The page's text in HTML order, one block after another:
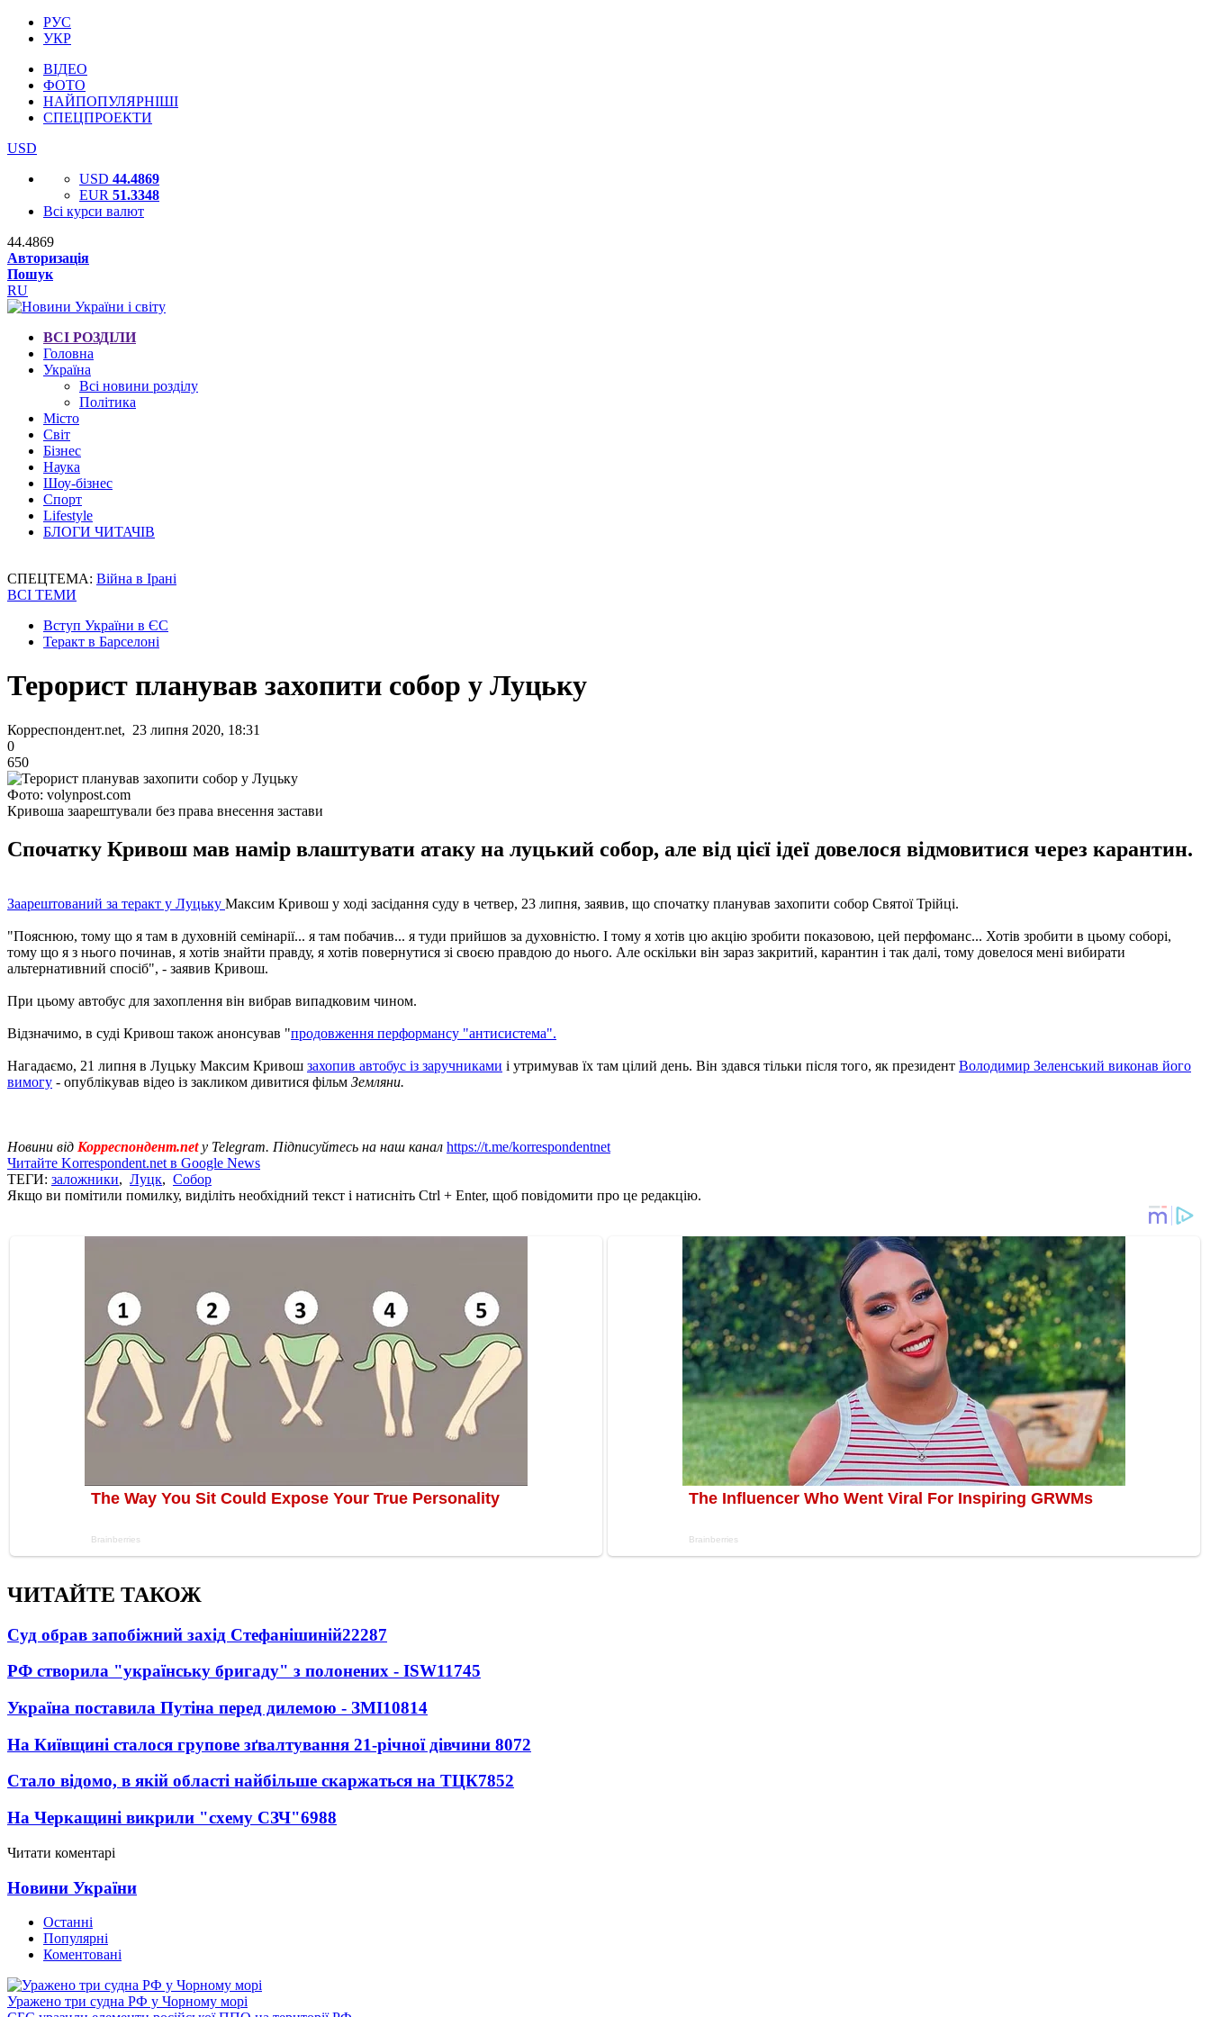
РУС
УКР
ВІДЕО
ФОТО
НАЙПОПУЛЯРНІШІ
СПЕЦПРОЕКТИ
USD
USD 44.4869
EUR 51.3348
Всі курси валют
44.4869
Авторизація
Пошук
RU
ВСІ РОЗДІЛИ
Головна
Україна
Всі новини розділу
Політика
Місто
Світ
Бізнес
Наука
Шоу-бізнес
Спорт
Lifestyle
БЛОГИ ЧИТАЧІВ
СПЕЦТЕМА: Війна в Ірані
ВСІ ТЕМИ
Вступ України в ЄС
Теракт в Барселоні
Терорист планував захопити собор у Луцьку
Корреспондент.net, 23 липня 2020, 18:31
0
650
Фото: volynpost.com
Кривоша заарештували без права внесення застави
Спочатку Кривош мав намір влаштувати атаку на луцький собор, але від цієї ідеї довелося відмовитися через карантин.
Заарештований за теракт у Луцьку Максим Кривош у ході засідання суду в четвер, 23 липня, заявив, що спочатку планував захопити собор Святої Трійці.
"Пояснюю, тому що я там в духовній семінарії... я там побачив... я туди прийшов за духовністю. І тому я хотів цю акцію зробити показовою, цей перфоманс... Хотів зробити в цьому соборі,
тому що я з нього починав, я хотів знайти правду, я хотів повернутися зі своєю правдою до нього. Але оскільки він зараз закритий, карантин і так далі, тому довелося мені вибирати
альтернативний спосіб", - заявив Кривош.
При цьому автобус для захоплення він вибрав випадковим чином.
Відзначимо, в суді Кривош також анонсував "продовження перформансу "антисистема".
Нагадаємо, 21 липня в Луцьку Максим Кривош захопив автобус із заручниками і утримував їх там цілий день. Він здався тільки після того, як президент Володимир Зеленський виконав його
вимогу - опублікував відео із закликом дивитися фільм Земляни.
Новини від Корреспондент.net у Telegram. Підписуйтесь на наш канал https://t.me/korrespondentnet
Читайте Korrespondent.net в Google News
ТЕГИ: заложники, Луцк, Собор
Якщо ви помітили помилку, виділіть необхідний текст і натисніть Ctrl + Enter, щоб повідомити про це редакцію.
ЧИТАЙТЕ ТАКОЖ
Суд обрав запобіжний захід Стефанішиній22287
РФ створила "українську бригаду" з полонених - ISW11745
Україна поставила Путіна перед дилемою - ЗМІ10814
На Київщині сталося групове зґвалтування 21-річної дівчини 8072
Стало відомо, в якій області найбільше скаржаться на ТЦК7852
На Черкащині викрили "схему СЗЧ"6988
Читати коментарі
Новини України
Останні
Популярні
Коментовані
Уражено три судна РФ у Чорному морі